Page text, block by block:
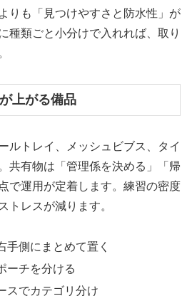
りも「見つけやすさと防水性」が
種類ごと小分けで入れれば、取り
上がる備品
ルトレイ、メッシュビブス、タイ
共有物は「管理係を決める」「帰
で運用が定着します。練習の密度
トレスが減ります。
手側にまとめて置く
ーチを分ける
スでカテゴリ分け